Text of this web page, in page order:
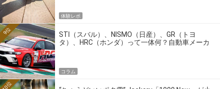
体験レポ
STI（スバル）、NISMO（日産）、GR（トヨ
タ）、HRC（ホンダ）って一体何？自動車メーカ
9位
コラム
10位